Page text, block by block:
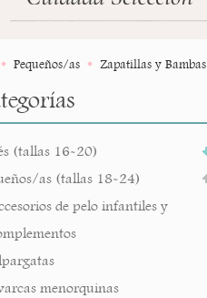
Pequeños/as Zapatillas y Bambas
(tallas 16-20)
as (tallas 18-24)
de pelo infantiles y
menorquinas